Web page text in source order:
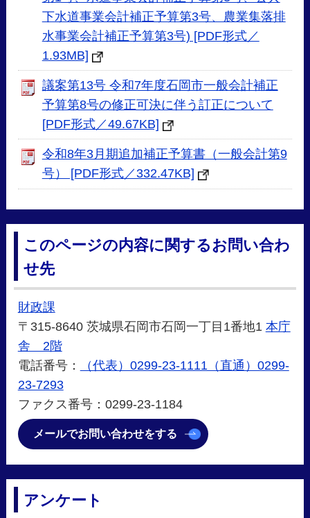
下水道事業会計補正予算第3号、農業集落排
水事業会計補正予算第3号) [PDF形式／
1.93MB]
議案第13号 令和7年度石岡市一般会計補正
予算第8号の修正可決に伴う訂正について
[PDF形式／49.67KB]
令和8年3月期追加補正予算書（一般会計第9
号） [PDF形式／332.47KB]
このページの内容に関するお問い合わ
せ先
財政課
〒315-8640 茨城県石岡市石岡一丁目1番地1 本庁
舎 2階
電話番号：
（代表）0299-23-1111（直通）0299-
23-7293
ファクス番号：0299-23-1184
メールでお問い合わせをする
アンケート